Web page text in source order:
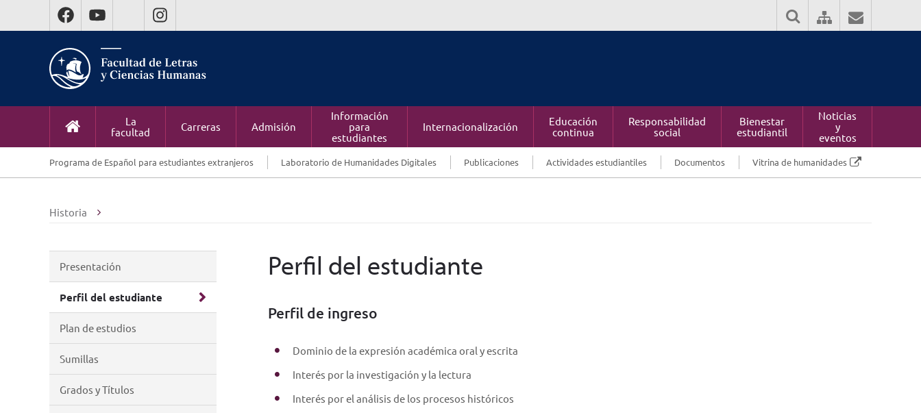
La
facultad
Carreras Admisión
Información
para
estudiantes
Internacionalización
Educación
continua
Responsabilidad
social
Bienestar
estudiantil
Noticias
y
eventos
Programa de Español para estudiantes extranjeros Laboratorio de Humanidades Digitales Publicaciones Actividades estudiantiles Documentos Vitrina de humanidades
Historia
Presentación
Perfil del estudiante
Plan de estudios
Sumillas
Grados y Títulos
Perfil del estudiante
Perfil de ingreso
Dominio de la expresión académica oral y escrita
Interés por la investigación y la lectura
Interés por el análisis de los procesos históricos